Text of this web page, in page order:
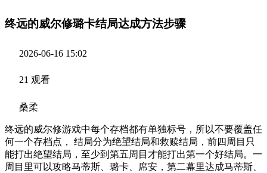
终远的威尔修璐卡结局达成方法步骤
2026-06-16 15:02
21 观看
桑柔
终远的威尔修游戏中每个存档都有单独标号，所以不要覆盖任
何一个存档点， 结局分为绝望结局和救赎结局，前四周目只
能打出绝望结局，至少到第五周目才能打出第一个好结局。一
周目里可以攻略马蒂斯、璐卡、席安，第二幕里达成马蒂斯、